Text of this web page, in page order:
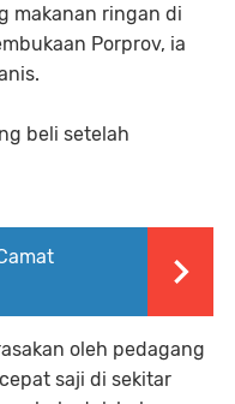
makanan ringan di
Porprov, ia
beli setelah
oleh pedagang
saji di sekitar